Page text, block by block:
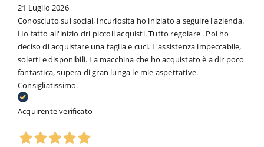
21 Luglio 2026
Conosciuto sui social, incuriosita ho iniziato a seguire l'azienda.
Ho fatto all'inizio dri piccoli acquisti. Tutto regolare . Poi ho
deciso di acquistare una taglia e cuci. L'assistenza impeccabile,
solerti e disponibili. La macchina che ho acquistato è a dir poco
fantastica, supera di gran lunga le mie aspettative.
Consigliatissimo.
Acquirente verificato